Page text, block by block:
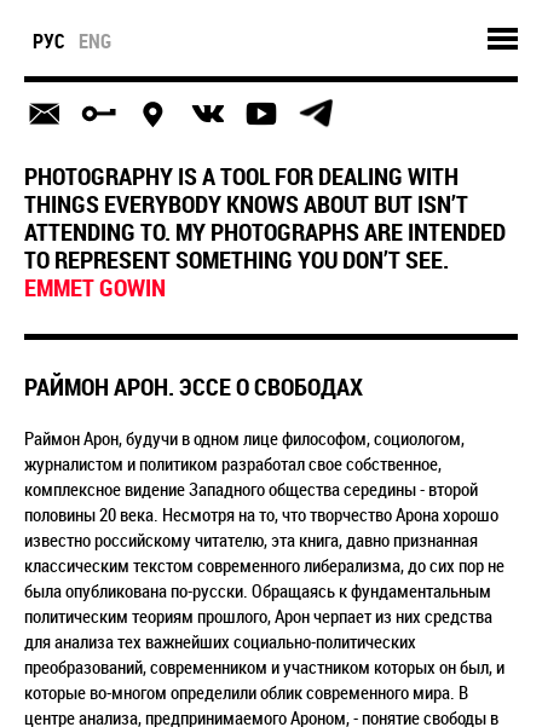
РУС ENG
PHOTOGRAPHY IS A TOOL FOR DEALING WITH
THINGS EVERYBODY KNOWS ABOUT BUT ISN’T
ATTENDING TO. MY PHOTOGRAPHS ARE INTENDED
TO REPRESENT SOMETHING YOU DON’T SEE.
EMMET GOWIN
РАЙМОН АРОН. ЭССЕ О СВОБОДАХ
Раймон Арон, будучи в одном лице философом, социологом,
журналистом и политиком разработал свое собственное,
комплексное видение Западного общества середины - второй
половины 20 века. Несмотря на то, что творчество Арона хорошо
известно российскому читателю, эта книга, давно признанная
классическим текстом современного либерализма, до сих пор не
была опубликована по-русски. Обращаясь к фундаментальным
политическим теориям прошлого, Арон черпает из них средства
для анализа тех важнейших социально-политических
преобразований, современником и участником которых он был, и
которые во-многом определили облик современного мира. В
центре анализа, предпринимаемого Ароном, - понятие свободы в